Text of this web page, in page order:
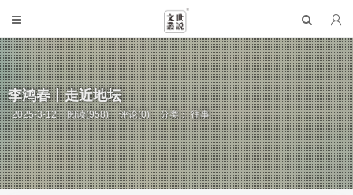
李鸿春丨走近地坛
2025-3-12 阅读(958) 评论(0) 分类：往事